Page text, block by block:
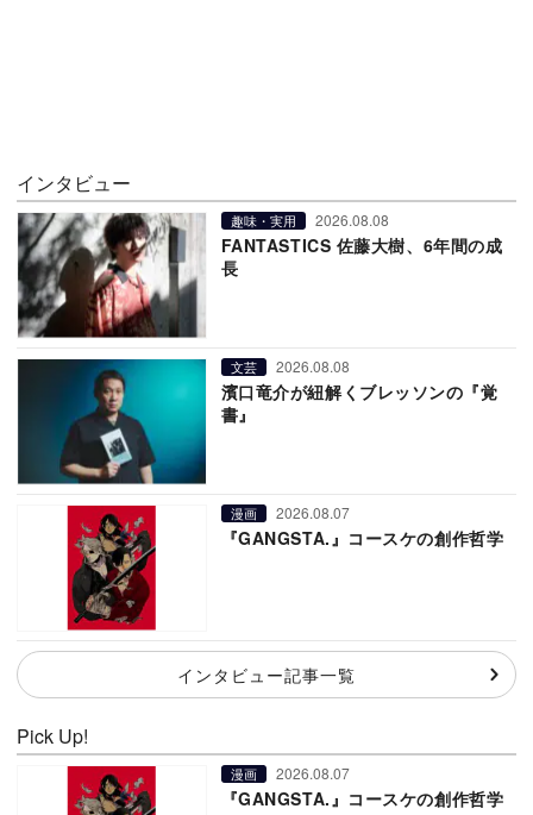
インタビュー
趣味・実用 2026.08.08
FANTASTICS 佐藤大樹、6年間の成
長
文芸 2026.08.08
濱口竜介が紐解くブレッソンの『覚
書』
漫画 2026.08.07
『GANGSTA.』コースケの創作哲学
インタビュー記事一覧
Pick Up!
漫画 2026.08.07
『GANGSTA.』コースケの創作哲学